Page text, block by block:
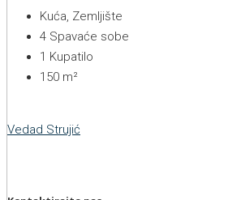
Kuća, Zemljište
4 Spavaće sobe
1 Kupatilo
150 m²
Vedad Strujić